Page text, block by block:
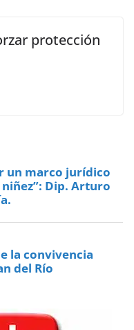
protección